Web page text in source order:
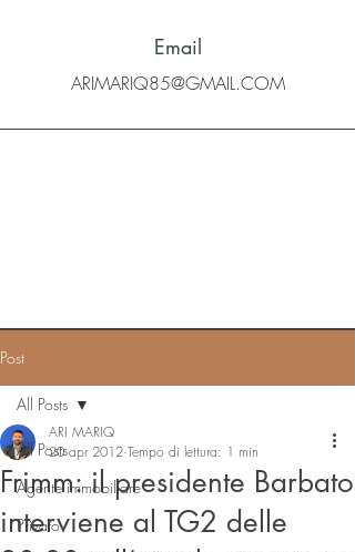
Email
ARIMARIQ85@GMAIL.COM
Post
All Posts
Agente immobiliare
Privato
All Posts
Frimm: il presidente Barbato
interviene al TG2 delle
ARI MARIQ
20 apr 2012 Tempo di lettura: 1 min